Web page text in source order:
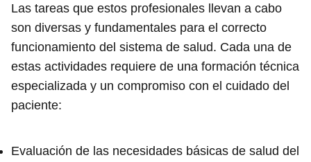
Las tareas que estos profesionales llevan a cabo
son diversas y fundamentales para el correcto
funcionamiento del sistema de salud. Cada una de
estas actividades requiere de una formación técnica
especializada y un compromiso con el cuidado del
paciente:
Evaluación de las necesidades básicas de salud del